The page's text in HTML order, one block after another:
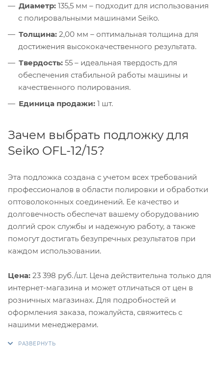
Диаметр: 135,5 мм – подходит для использования
с полировальными машинами Seiko.
Толщина: 2,00 мм – оптимальная толщина для
достижения высококачественного результата.
Твердость: 55 – идеальная твердость для
обеспечения стабильной работы машины и
качественного полирования.
Единица продажи: 1 шт.
Зачем выбрать подложку для
Seiko OFL-12/15?
Эта подложка создана с учетом всех требований
профессионалов в области полировки и обработки
оптоволоконных соединений. Ее качество и
долговечность обеспечат вашему оборудованию
долгий срок службы и надежную работу, а также
помогут достигать безупречных результатов при
каждом использовании.
Цена: 23 398 руб./шт. Цена действительна только для
интернет-магазина и может отличаться от цен в
розничных магазинах. Для подробностей и
оформления заказа, пожалуйста, свяжитесь с
нашими менеджерами.